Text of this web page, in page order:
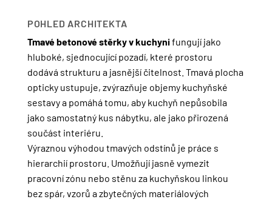
POHLED ARCHITEKTA
Tmavé betonové stěrky v kuchynifungují jako
hluboké, sjednocující pozadí, které prostoru
dodává strukturu a jasnější čitelnost. Tmavá plocha
opticky ustupuje, zvýrazňuje objemy kuchyňské
sestavy a pomáhá tomu, aby kuchyň nepůsobila
jako samostatný kus nábytku, ale jako přirozená
součást interiéru.
Výraznou výhodou tmavých odstínů je práce s
hierarchií prostoru. Umožňují jasně vymezit
pracovní zónu nebo stěnu za kuchyňskou linkou
bez spár, vzorů a zbytečných materiálových